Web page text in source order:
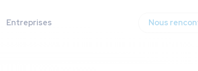
Entreprises Nous